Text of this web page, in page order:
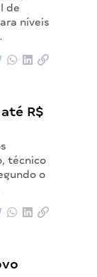
de
níveis
R$
técnico
o